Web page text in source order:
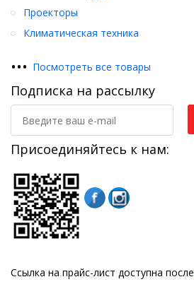
Проекторы
Климатическая техника
••• Посмотреть все товары
Подписка на рассылку
Присоединяйтесь к нам:
Ссылка на прайс-лист доступна после